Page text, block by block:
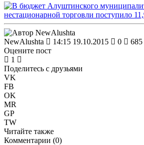
NewAlushta 14:15 19.10.2015 0
685
Оцените пост
1
Поделитесь с друзьями
VK
FB
OK
MR
GP
TW
Читайте также
Комментарии (0)